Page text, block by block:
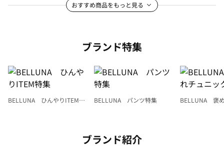
おすすめ商品をもっと見る
ブランド特集
BELLUNA ひんやりITEM特
BELLUNA パンツ特集
BELLUNA 褒
ブランド紹介